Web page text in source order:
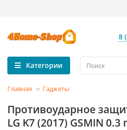
8
Категории
Главная Гаджеты
Противоударное
LG K7 (2017) GSMIN 0.3